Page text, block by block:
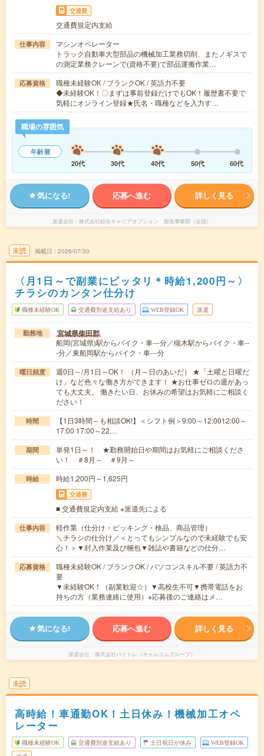
交通費
交通費規定内支給
仕事内容
マシンオペレーター
トラック自動車大型部品の機械加工業務切削、またノギスで
の測定業務クレーンで(資格不要)で部品運搬作業…
応募資格
職種未経験OK / ブランクOK / 英語力不要
◆未経験OK！〇まずは事前登録だけでもOK！履歴書不要で
気軽にオンライン登録★氏名・職種などを入力す…
職場の雰囲気
年齢層
20代
30代 40代 50代 60代
気になる! 応募へ進む 詳しく見る
派遣会社 株式会社綜合キャリアオプション 製造事業部（全国）
未読 掲載日 2026/07/30
〈月1日～で副業にピッタリ＊時給1,200円～〉
チラシのカンタン仕分け
職種未経験OK 交通費別途支給あり WEB登録OK 派遣
勤務地 宮城県柴田郡
船岡(宮城県)駅からバイク・車---分／槻木駅からバイク・車--
-分／東船岡駅からバイク・車---分
曜日頻度
週0日～/月1日～OK！ （月～日のあいだ） ★「土曜と日曜だ
け」など色々な働き方ができます！ ★お仕事ゼロの週があっ
ても大丈夫。 働きたい日、お休みの希望はお気軽にご相談く
ださい！
時間
【1日3時間～も相談OK!】＜シフト例＞9:00～12:0012:00～
17:00 17:00～22…
期間
単発1日～！ ★勤務開始日や期間はお気軽にご相談くださ
い！ ＃8月～ ＃9月～
時給 時給1,200円～1,625円
交通費
■ 交通費規定内支給 ※派遣先による
仕事内容
軽作業（仕分け・ピッキング・検品、商品管理）
＼チラシの仕分け／＜とってもシンプルなので未経験でも安
心！＞▼封入作業及び梱包▼雑誌や書籍などの仕分…
応募資格
職種未経験OK / ブランクOK / パソコンスキル不要 / 英語力不
要
▼未経験OK！（副業歓迎☆）▼高校生不可▼携帯電話をお
持ちの方（業務連絡に使用）※応募後のご連絡はメ…
気になる! 応募へ進む 詳しく見る
派遣会社 株式会社バイトレ（キャムコムグループ）
未読
高時給！車通勤OK！土日休み！機械加工オペ
レーター
職種未経験OK 交通費別途支給あり 土日祝日が休み WEB登録OK